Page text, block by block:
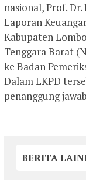
nasional, Prof.
Laporan
Kabupaten
Tenggara Barat
ke Badan
Dalam LKPD
penanggung
BERITA